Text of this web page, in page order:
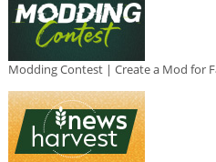
Modding Contest | Create a Mod for